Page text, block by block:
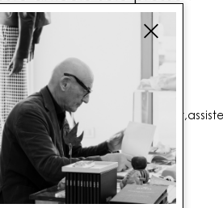
00053 Civitavecchia (RM)